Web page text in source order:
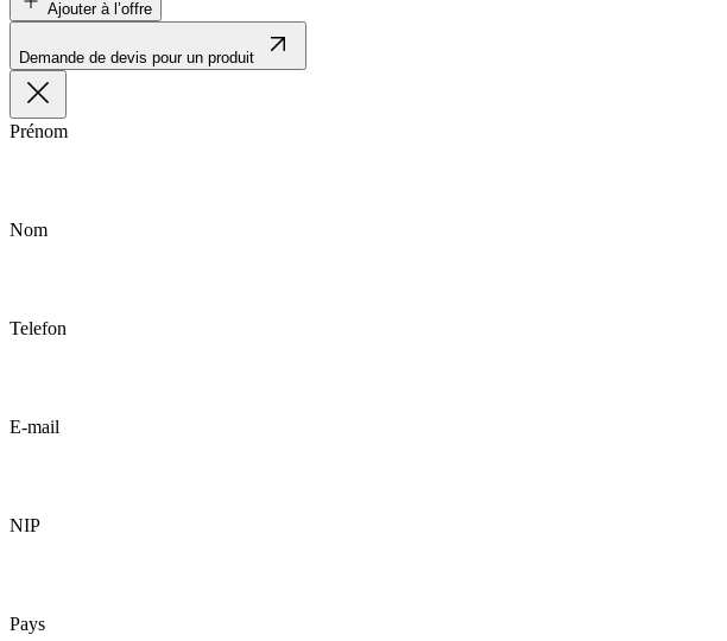
Ajouter à l’offre
Demande de devis pour un produit
Prénom
Nom
Telefon
E-mail
NIP
Pays